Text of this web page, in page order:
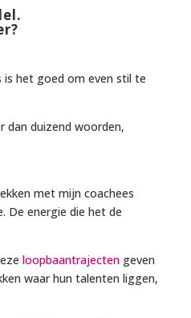
is het goed om even stil te
dan duizend woorden,
met mijn coachees
De energie die het de
loopbaantrajectengeven
waar hun talenten liggen,